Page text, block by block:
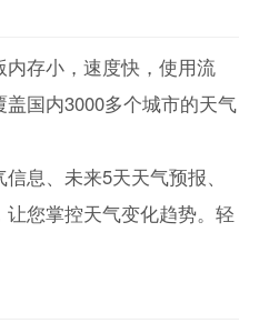
存小，速度快，使用流
国内3000多个城市的天气
息、未来5天天气预报、
您掌控天气变化趋势。轻